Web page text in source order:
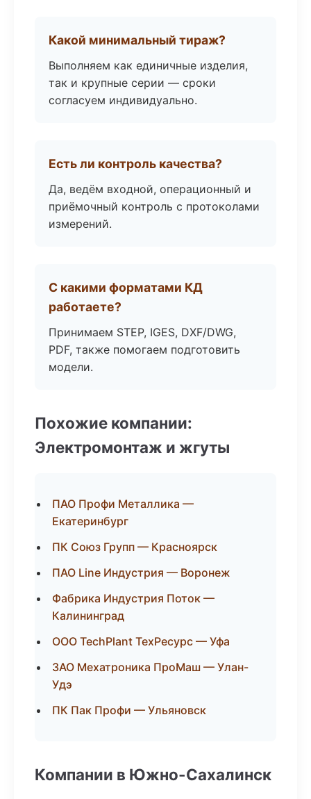
Какой минимальный тираж?
Выполняем как единичные изделия,
так и крупные серии — сроки
согласуем индивидуально.
Есть ли контроль качества?
Да, ведём входной, операционный и
приёмочный контроль с протоколами
измерений.
С какими форматами КД
работаете?
Принимаем STEP, IGES, DXF/DWG,
PDF, также помогаем подготовить
модели.
Похожие компании:
Электромонтаж и жгуты
ПАО Профи Металлика —
Екатеринбург
ПК Союз Групп — Красноярск
ПАО Line Индустрия — Воронеж
Фабрика Индустрия Поток —
Калининград
ООО TechPlant ТехРесурс — Уфа
ЗАО Мехатроника ПроМаш — Улан-
Удэ
ПК Пак Профи — Ульяновск
Компании в Южно-Сахалинск